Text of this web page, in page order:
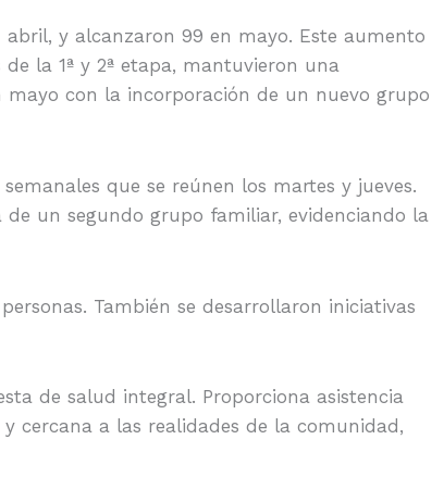
y alcanzaron 99 en mayo. Este aumento
la 1ª y 2ª etapa, mantuvieron una
con la incorporación de un nuevo grupo
que se reúnen los martes y jueves.
un segundo grupo familiar, evidenciando la
También se desarrollaron iniciativas
de salud integral. Proporciona asistencia
cercana a las realidades de la comunidad,